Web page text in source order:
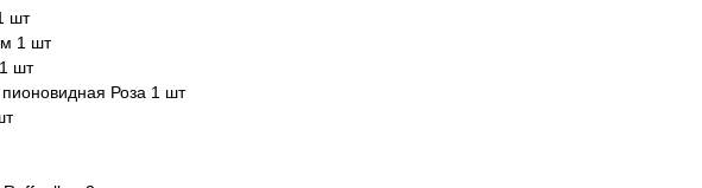
шт
1 шт
шт
пионовидная Роза 1 шт